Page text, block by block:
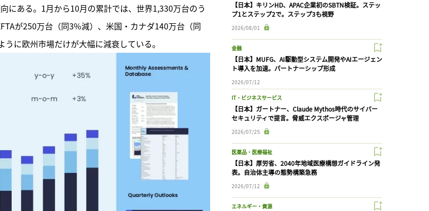
にある。1月から10月の累計では、世界1,330万台のう
が250万台（同3%減）、米国・カナダ140万台（同
【日本】キリンHD、APAC企業初のSBTN検証。ステッ
プ1とステップ2で。ステップ3も視野
2026/08/01
金融
【日本】MUFG、AI駆動型システム開発やAIエージェン
ト導入を加速。パートナーシップ形成
2026/07/12
IT・ビジネスサービス
【日本】ガートナー、Claude Mythos時代のサイバー
セキュリティで提言。脅威エクスポージャ管理
2026/07/25
医薬品・医療福祉
【日本】厚労省、2040年地域医療構想ガイドライン発
表。自治体主導の態勢構築急務
2026/07/12
エネルギー・資源